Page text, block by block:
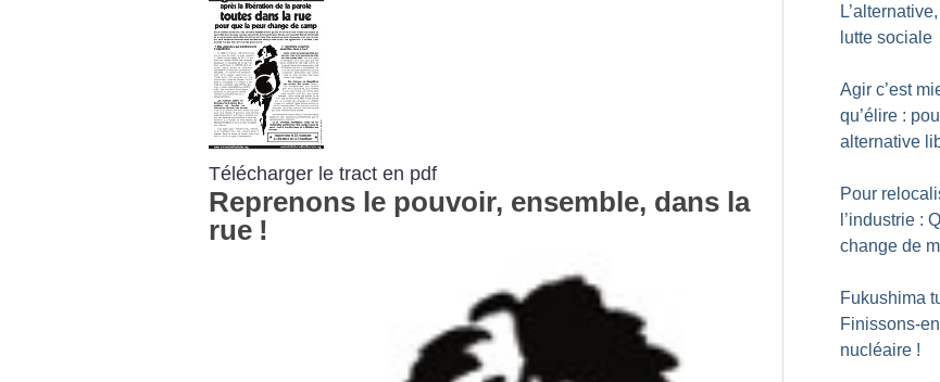
Télécharger le tract en pdf
Reprenons le pouvoir, ensemble, dans la
rue !
lutte sociale
Agir c’est
qu’élire :
alternative
Pour
l’industrie :
change de
Fukushima
Finissons-
nucléaire !